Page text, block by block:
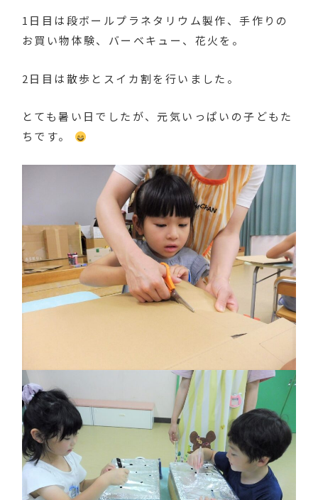
1日目は段ボールプラネタリウム製作、手作りの
お買い物体験、バーベキュー、花火を。
2日目は散歩とスイカ割を行いました。
とても暑い日でしたが、元気いっぱいの子どもた
ちです。